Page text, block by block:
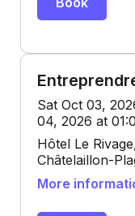
Sat Oct 03,
04, 2026 at
Hôtel Le
Châtelaillon-
More